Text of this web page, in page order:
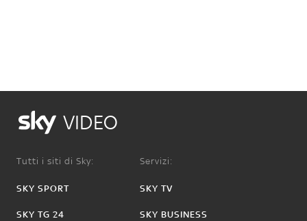
VIDEO
Tutti i siti di Sky:
SKY SPORT
SKY TG 24
Servizi:
SKY TV
SKY BUSINESS